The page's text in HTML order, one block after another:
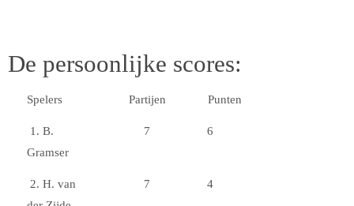
De persoonlijke scores:
Spelers Partijen Punten
1. B.
Gramser
7 6
2. H. van
7 4